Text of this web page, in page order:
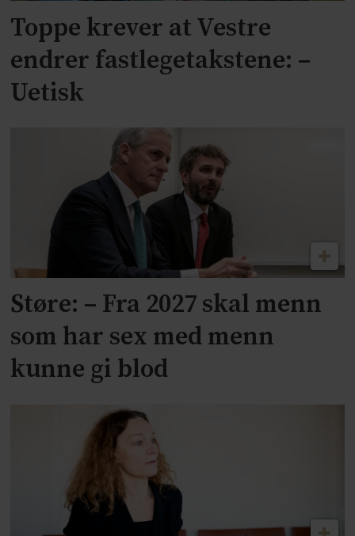
Toppe krever at Vestre
endrer fastlegetakstene: –
Uetisk
Støre: – Fra 2027 skal menn
som har sex med menn
kunne gi blod